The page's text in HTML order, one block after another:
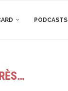
PODCASTS